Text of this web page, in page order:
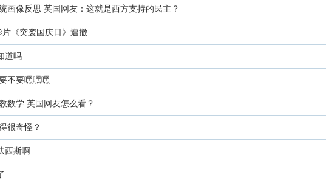
画像反思 英国网友：这就是西方支持的民主？
片《突袭国庆日》遭撤
道吗
不要嘿嘿嘿
数学 英国网友怎么看？
很奇怪？
西斯啊